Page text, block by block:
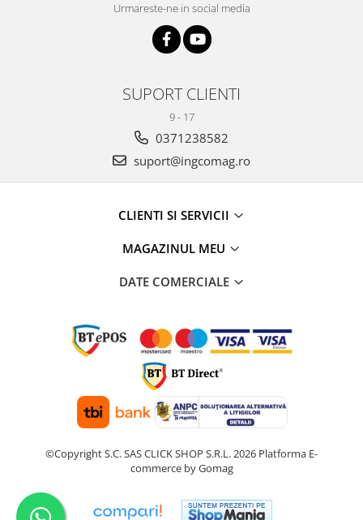
Urmareste-ne in social media
SUPORT CLIENTI
9 - 17
0371238582
suport@ingcomag.ro
CLIENTI SI SERVICII
MAGAZINUL MEU
DATE COMERCIALE
©Copyright S.C. SAS CLICK SHOP S.R.L. 2026 Platforma E-
commerce by Gomag